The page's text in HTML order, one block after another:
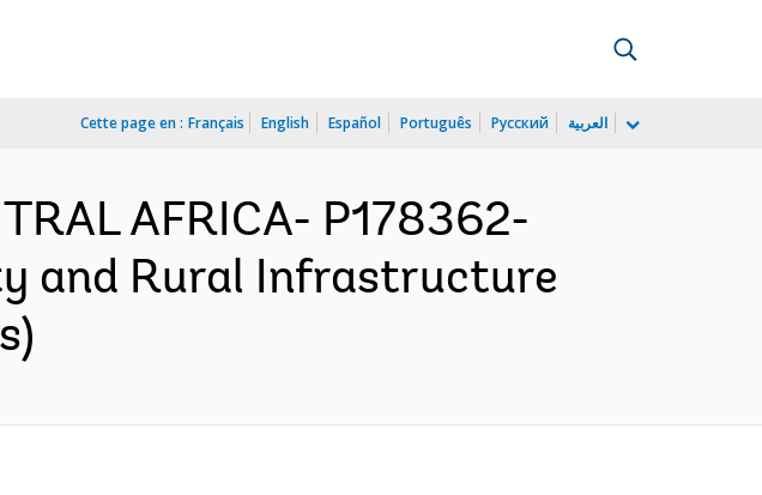
Cette page en : Français English Español Português Русский العربية
AFRICA- P178362-
and Rural Infrastructure